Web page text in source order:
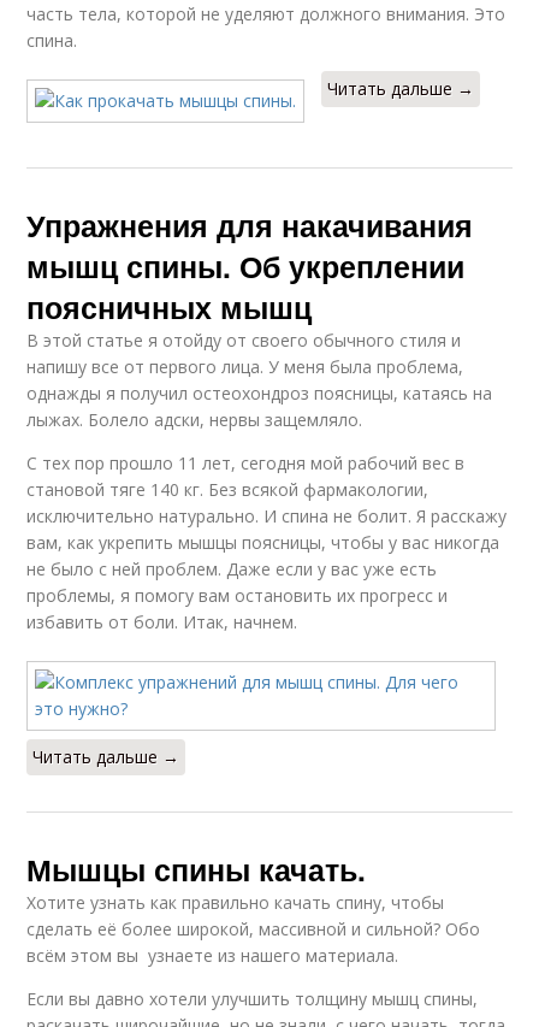
часть тела, которой не уделяют должного внимания. Это
спина.
Читать дальше →
Упражнения для накачивания
мышц спины. Об укреплении
поясничных мышц
В этой статье я отойду от своего обычного стиля и
напишу все от первого лица. У меня была проблема,
однажды я получил остеохондроз поясницы, катаясь на
лыжах. Болело адски, нервы защемляло.
С тех пор прошло 11 лет, сегодня мой рабочий вес в
становой тяге 140 кг. Без всякой фармакологии,
исключительно натурально. И спина не болит. Я расскажу
вам, как укрепить мышцы поясницы, чтобы у вас никогда
не было с ней проблем. Даже если у вас уже есть
проблемы, я помогу вам остановить их прогресс и
избавить от боли. Итак, начнем.
Читать дальше →
Мышцы спины качать.
Хотите узнать как правильно качать спину, чтобы
сделать её более широкой, массивной и сильной? Обо
всём этом вы узнаете из нашего материала.
Если вы давно хотели улучшить толщину мышц спины,